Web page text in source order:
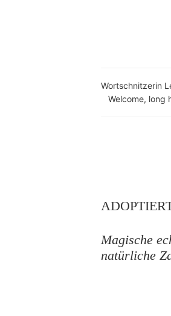
Wortschnitzerin
Welcome, long
Magische
natürliche